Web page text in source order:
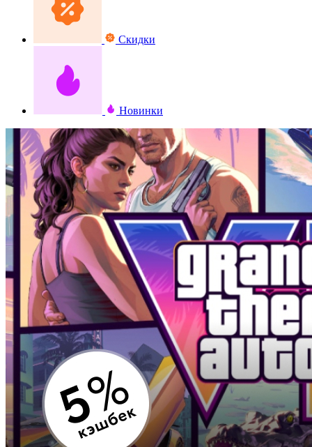
Скидки
Новинки